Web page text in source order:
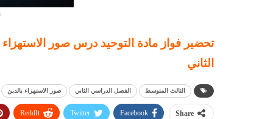
تحضير فواز مادة التوحيد درس صور
الثاني
الثالث المتوسط الفصل الدراسي الثاني صور الاستهزاء بالدين
Share
Facebook
Twitter
ReddIt